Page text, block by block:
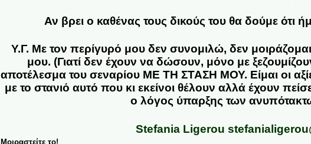
Αν βρει ο καθένας τους δικούς του θα δούμε ότι
Υ.Γ. Με τον περίγυρό μου δεν συνομιλώ, δεν
μου. (Γιατί δεν έχουν να δώσουν, μόνο με
αποτέλεσμα του σεναρίου ΜΕ ΤΗ ΣΤΑΣΗ ΜΟΥ. Είμαι οι
με το στανιό αυτό που κι εκείνοι θέλουν αλλά έχουν
ο λόγος ύπαρξης των
Stefania Ligerou
Μοιραστείτε το!